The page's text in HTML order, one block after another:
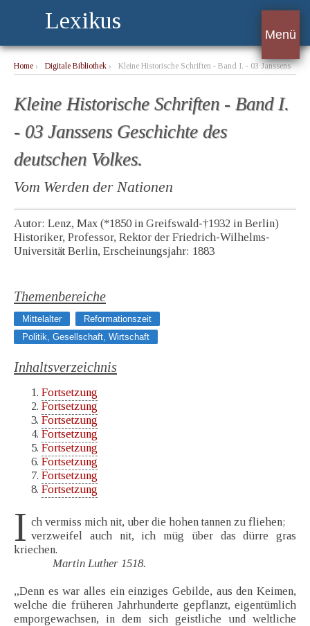
Lexikus
Menü
Home › Digitale Bibliothek ›
Kleine Historische Schriften - Band I. - 03 Janssens
Kleine Historische Schriften - Band I.
- 03 Janssens Geschichte des
deutschen Volkes.
Vom Werden der Nationen
Autor: Lenz, Max (*1850 in Greifswald-†1932 in Berlin)
Historiker, Professor, Rektor der Friedrich-Wilhelms-
Universität Berlin, Erscheinungsjahr: 1883
Themenbereiche
Mittelalter
Reformationszeit
Politik, Gesellschaft, Wirtschaft
Inhaltsverzeichnis
Fortsetzung
Fortsetzung
Fortsetzung
Fortsetzung
Fortsetzung
Fortsetzung
Fortsetzung
Fortsetzung
I ch vermiss mich nit, uber die hohen tannen zu fliehen;
verzweifel auch nit, ich müg über das dürre gras
kriechen.
Martin Luther 1518.
„Denn es war alles ein einziges Gebilde, aus den Keimen,
welche die früheren Jahrhunderte gepflanzt, eigentümlich
emporgewachsen, in dem sich geistliche und weltliche